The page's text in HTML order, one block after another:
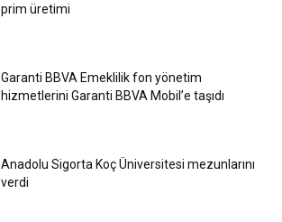
prim üretimi
Garanti BBVA Emeklilik fon yönetim
hizmetlerini Garanti BBVA Mobil’e taşıdı
Anadolu Sigorta Koç Üniversitesi mezunlarını
verdi